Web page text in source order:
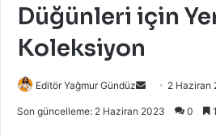
Düğünleri için
Koleksiyon
Editör Yağmur Gündüz
Bir
2 Haziran
Son güncelleme: 2 Haziran 2023 0